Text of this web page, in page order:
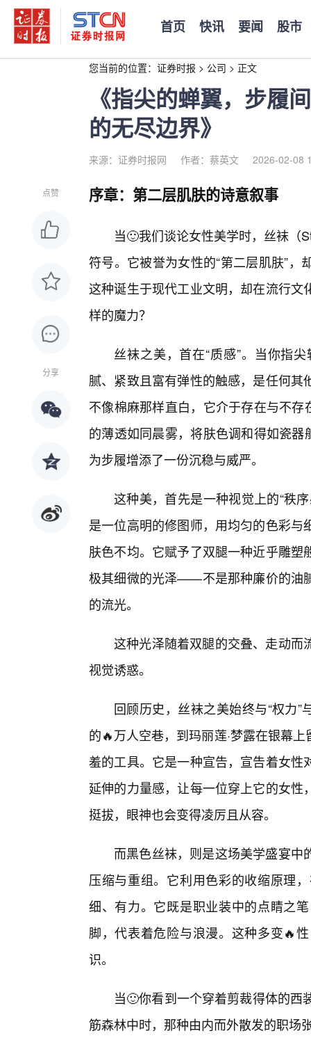
首页 快讯 要闻 股市
您当前的位置： 证券时报 > 公司 > 正文
《指尖的蝉翼，步履
的无尽边界》
来源：证券时报网 作者：蔡英文 2026-02-08
点赞
分享
序章：第二层肌肤的诗意叙事
当🙂我们谈论女性美学时，丝袜（
符号。它被誉为女性的“第二层肌肤”
这种诞生于现代工业文明，却在流行
样的魔力？
丝袜之美，首在“质感”。当你指
腻、紧致且富有弹性的触感，是任何
不像棉麻那样直白，它介于存在与不
的薄透如同晨雾，将肤色调和得如瓷
为步履增添了一份沉稳与威严。
这种美，首先是一种视觉上的“秩
是一位高明的修图师，用均匀的色彩
肤色不均。它赋予了双腿一种近乎雕
极其细微的光泽——不是那种廉价的油
的流光。
这种光泽随着双腿的交叠、走动而
视觉诱惑。
回顾历史，丝袜之美始终与“权力”
的🔥万人空巷，到玛丽莲·梦露在银幕
羞的工具。它是一种宣告，宣告着女
延伸的力量感，让每一位穿上它的女
挺拔，眼神也会变得凌厉且从容。
而黑色丝袜，则是这场美学盛宴
压缩与重组。它利用色彩的收缩原理
细、有力。它既是职业装中的点睛之
脚，代表着危险与浪漫。这种多变🔥
识。
当🙂你看到一个穿着剪裁得体的
筋森林中时，那种由内而外散发的职场